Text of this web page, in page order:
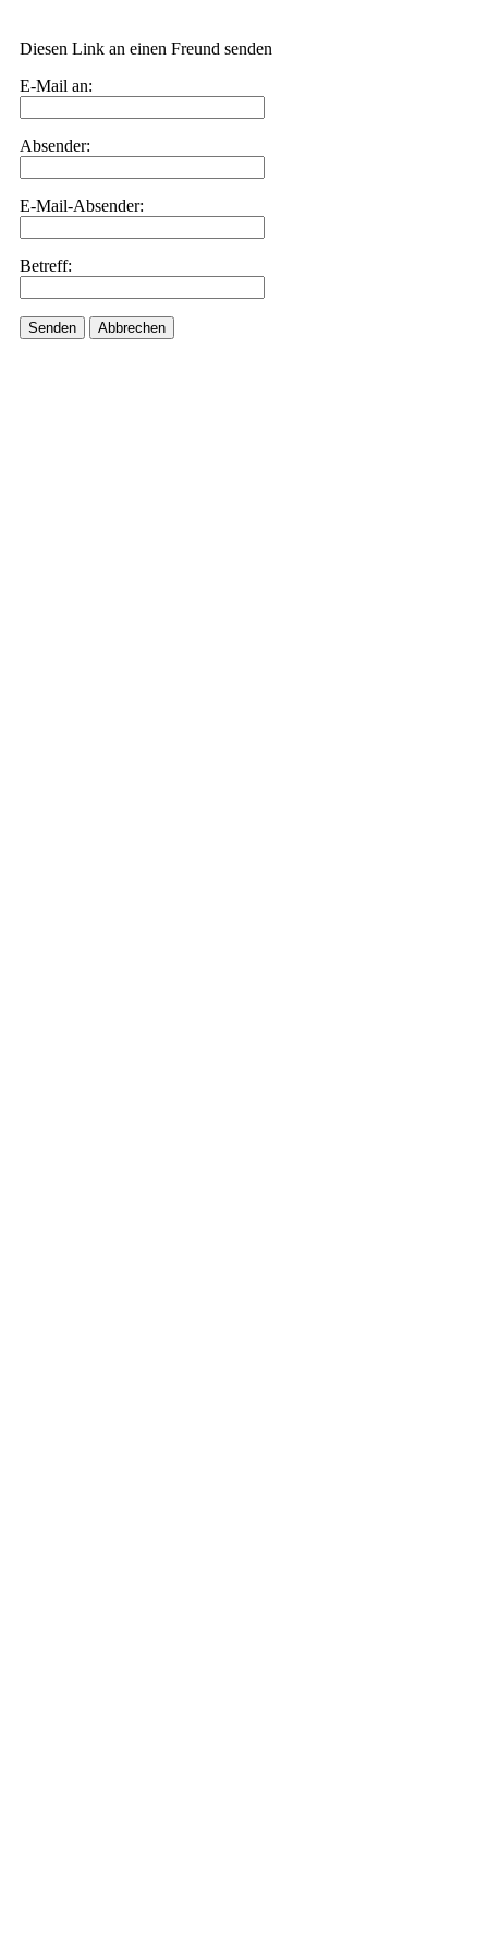
Diesen Link an einen Freund senden
E-Mail an:
Absender:
E-Mail-Absender:
Betreff:
Senden Abbrechen